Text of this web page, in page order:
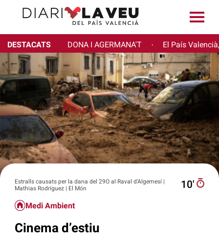
DESTACATS DONA I AGERMANA'T · El País
Estralls causats per la dana del 29O al Raval d'Algemesí |
Mathias Rodríguez | El Món
10′
Medi Ambient
Cinema d’estiu